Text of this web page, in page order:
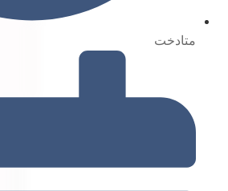
متادخت